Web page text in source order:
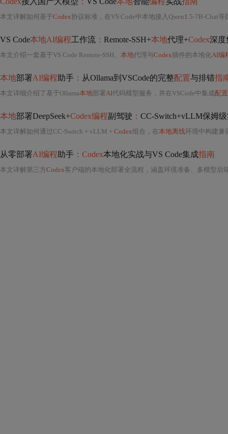
本文详解如何基于Codex协议标准，在VS Code中本地接入Qwen1.5-7B-Chat等
VS Code本地AI编程工作流 ： Remote-SSH+本地代理+Codex深度
本文介绍一套基于VS Code Remote-SSH、 本地代理与Codex插件的本地化AI编
本地部署AI编程助手 ： 从Ollama到VSCode的完整配置与排错指
本文详细介绍了基于Ollama本地部署AI代码模型服务，并在VSCode中集成配置
本地部署DeepSeek+Codex编程副驾驶 ： CC-Switch+vLLM保姆
本文详解如何通过CC-Switch + vLLM + Codex组合，在本地离线环境中构建兼
从零部署AI编程助手 ：Codex本地化实战与VS Code集成指南
本文详解第三方Codex客户端的本地化部署全流程，涵盖环境准备、多模型后